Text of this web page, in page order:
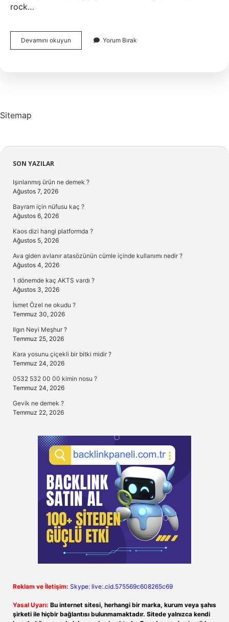
rock…
Devamını okuyun
Hangi
Yorum Bırak
Sitemap
Sidebar
SON YAZILAR
Işınlanmış ürün ne demek ?
Ağustos 7, 2026
Bayram için nüfusu kaç ?
Ağustos 6, 2026
Kaos dizi hangi platformda ?
Ağustos 5, 2026
Ava giden avlanır atasözünün cümle içinde kullanımı nedir ?
Ağustos 4, 2026
1 dönemde kaç AKTS vardı ?
Ağustos 3, 2026
İsmet Özel ne okudu ?
Temmuz 30, 2026
Ilgın Neyi Meşhur ?
Temmuz 25, 2026
Kara yosunu çiçekli bir bitki midir ?
Temmuz 24, 2026
0532 532 00 00 kimin nosu ?
Temmuz 24, 2026
Gevik ne demek ?
Temmuz 22, 2026
Reklam ve İletişim: Skype: live:.cid.575569c608265c69
Yasal Uyarı: Bu internet sitesi, herhangi bir marka, kurum veya şahıs
şirketi ile hiçbir bağlantısı bulunmamaktadır. Sitede yalnızca kendi